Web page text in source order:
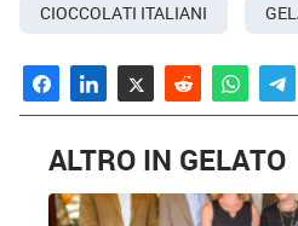
CIOCCOLATI ITALIANI
ALTRO IN GELATO